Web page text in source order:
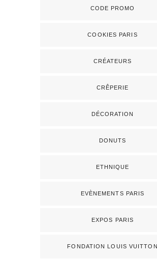
CODE PROMO
COOKIES PARIS
CRÉATEURS
CRÊPERIE
DÉCORATION
DONUTS
ETHNIQUE
EVÈNEMENTS PARIS
EXPOS PARIS
FONDATION LOUIS VUITTON